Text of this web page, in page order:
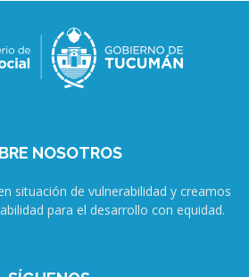
NOSOTROS
situación de vulnerabilidad y creamos
para el desarrollo con equidad.